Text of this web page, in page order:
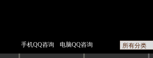
手机QQ咨询 电脑QQ咨询